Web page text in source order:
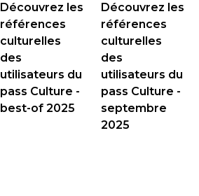
Découvrez les
références
culturelles
des
utilisateurs du
pass Culture -
best-of 2025
Découvrez les
références
culturelles
des
utilisateurs du
pass Culture -
septembre
2025